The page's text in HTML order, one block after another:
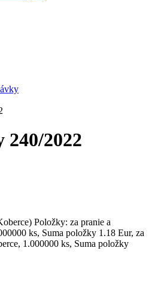
2022
Položky: za pranie a
ks, Suma položky 1.18 Eur, za
1.000000 ks, Suma položky